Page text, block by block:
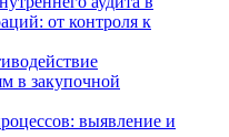
от контроля к
в закупочной
выявление и